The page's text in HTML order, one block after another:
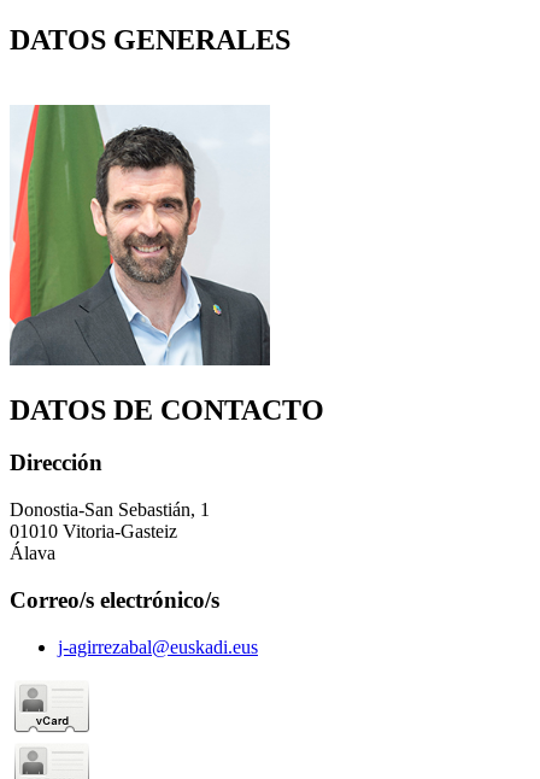
DATOS GENERALES
DATOS DE CONTACTO
Dirección
Donostia-San Sebastián, 1
01010 Vitoria-Gasteiz
Álava
Correo/s electrónico/s
j-agirrezabal@euskadi.eus